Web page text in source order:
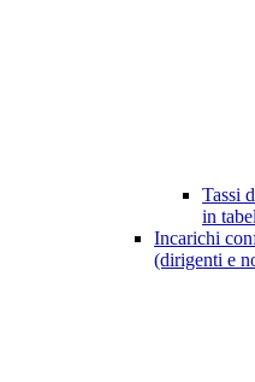
Tassi
in
Incarichi
(dirigenti e